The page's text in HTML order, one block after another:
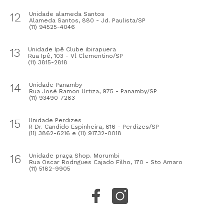
12
Unidade alameda Santos
Alameda Santos, 880 - Jd. Paulista/SP
(11) 94525-4046
13
Unidade Ipê Clube ibirapuera
Rua Ipê, 103 - Vl Clementino/SP
(11) 3815-2818
14
Unidade Panamby
Rua José Ramon Urtiza, 975 - Panamby/SP
(11) 93490-7283
15
Unidade Perdizes
R Dr. Candido Espinheira, 816 - Perdizes/SP
(11) 3862-6216 e (11) 91732-0018
16
Unidade praça Shop. Morumbi
Rua Oscar Rodrigues Cajado Filho, 170 - Sto Amaro
(11) 5182-9905